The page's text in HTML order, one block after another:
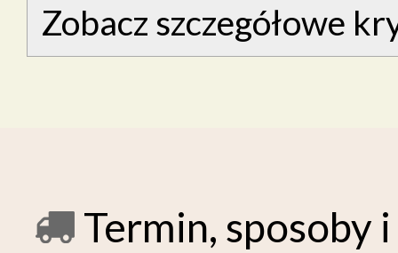
Zobacz szczegółowe
Termin, sposoby